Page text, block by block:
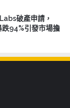
破產申請，
跌94%引發市場擔